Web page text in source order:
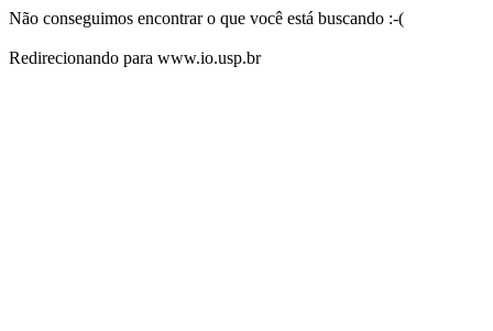
Não conseguimos encontrar o que você está buscando :-(
Redirecionando para www.io.usp.br